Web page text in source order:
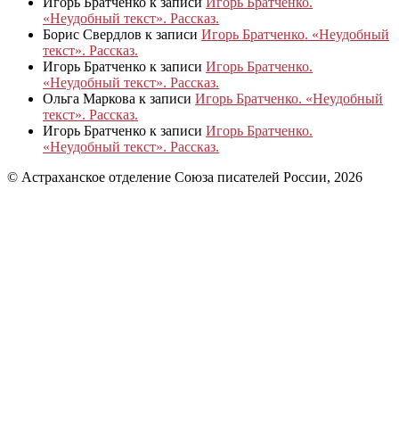
«Неудобный текст». Рассказ.
Борис Свердлов к записи Игорь Братченко. «Неудобный
текст». Рассказ.
Игорь Братченко к записи Игорь Братченко.
«Неудобный текст». Рассказ.
Ольга Маркова к записи Игорь Братченко. «Неудобный
текст». Рассказ.
Игорь Братченко к записи Игорь Братченко.
«Неудобный текст». Рассказ.
© Астраханское отделение Союза писателей России, 2026